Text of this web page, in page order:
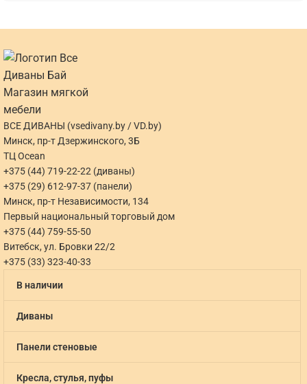
ВСЕ ДИВАНЫ (vsedivany.by / VD.by)
Минск, пр-т Дзержинского, 3Б
ТЦ Ocean
+375 (44) 719-22-22 (диваны)
+375 (29) 612-97-37 (панели)
Минск, пр-т Независимости, 134
Первый национальный торговый дом
+375 (44) 759-55-50
Витебск, ул. Бровки 22/2
+375 (33) 323-40-33
В наличии
Диваны
Панели стеновые
Кресла, стулья, пуфы